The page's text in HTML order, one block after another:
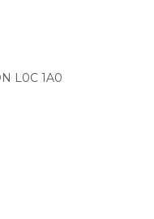
L0C 1A0